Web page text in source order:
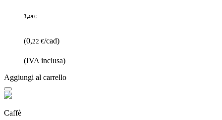
3,49 €
(0,22 €/cad)
(IVA inclusa)
Aggiungi al carrello
Caffè